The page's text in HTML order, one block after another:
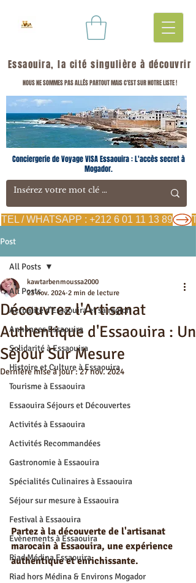
Essaouira, la cité singulière à découvrir
NOUS NE SOMMES PAS ALLÉS PARTOUT MAIS C'EST SUR NOTRE LISTE !
TEL / WHATSAPP : +212 6 01 11 13 89
Conciergerie de Voyage VISA Essaouira : L'accès secret à
Mogador.
Post
All Posts
Actualité d'Essaouira et sa région
Annonces Essaouira
Solidarité à Essaouira
Histoire et Culture à Essaouira
Tourisme à Essaouira
Essaouira Séjours et Découvertes
Activités à Essaouira
Activités Recommandées
Gastronomie à Essaouira
Spécialités Culinaires à Essaouira
Séjour sur mesure à Essaouira
Festival à Essaouira
Evènements à Essaouira
Riad Médina Essaouira
Riad hors Médina & Environs Mogador
All Posts
Découvrez l'Artisanat
Authentique d'Essaouira : Un
Séjour Sur Mesure
kawtarbenmoussa2000
23 nov. 2024 2 min de lecture
Dernière mise à jour :27 nov. 2024
Partez à la découverte de l'artisanat
marocain à Essaouira, une expérience
authentique et enrichissante.